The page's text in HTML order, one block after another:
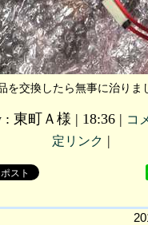
を交換したら無事に治りま
: 東町Ａ様 | 18:36 | コ
定リンク |